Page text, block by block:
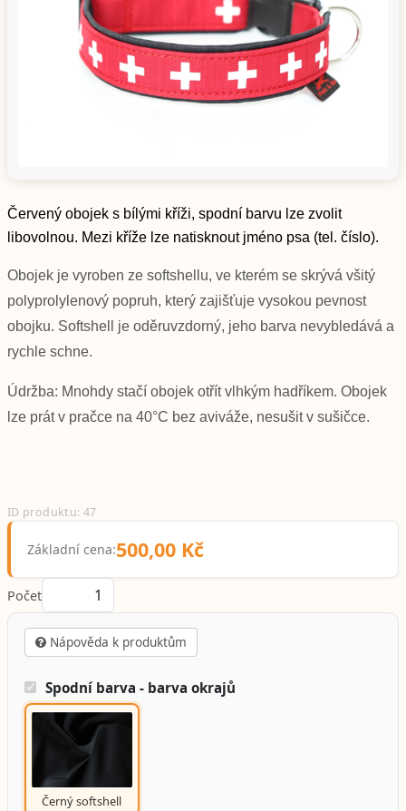
Předchozí
Červený obojek s bílými kříži, spodní barvu lze zvolit
libovolnou. Mezi kříže lze natisknout jméno psa (tel. číslo).
Obojek je vyroben ze softshellu, ve kterém se skrývá všitý
polyprolylenový popruh, který zajišťuje vysokou pevnost
obojku. Softshell je oděruvzdorný, jeho barva nevybledává a
rychle schne.
Údržba: Mnohdy stačí obojek otřít vlhkým hadříkem. Obojek
lze prát v pračce na 40°C bez aviváže, nesušit v sušičce.
ID produktu: 47
Základní cena:500,00 Kč
Počet
Nápověda k produktům
Spodní barva - barva okrajů
Černý softshell